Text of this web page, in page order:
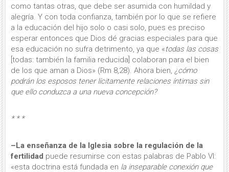
como tantas otras, que debe ser asumida con humildad y
alegría. Y con toda confianza, también por lo que se refiere
a la educación del hijo solo o casi solo, pues es preciso
esperar enton­ces que Dios dé gracias especiales para que
esa educación no sufra detrimento, ya que «todas las cosas
[todas: también la familia reducida] colaboran para el bien
de los que aman a Dios» (Rm 8,28). Ahora bien, ¿cómo
podrán los esposos tener lícitamente relaciones ínti­mas sin
que ello conduzca a una nueva concepción?
* * *
–La enseñanza de la Iglesia sobre la regulación de la
fertilidad puede resumirse con estas palabras de Pablo VI:
«esta doctrina está fundada en la in­separable conexión que